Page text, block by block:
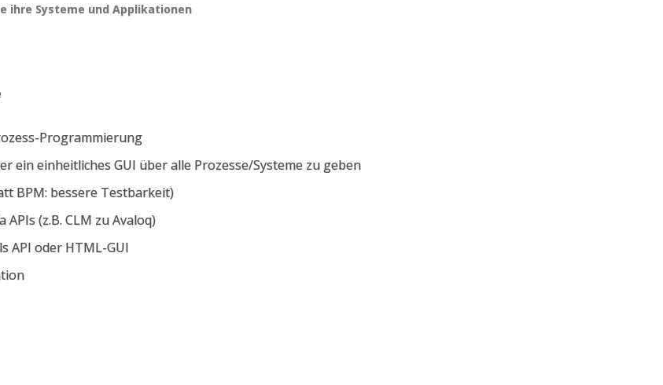
ihre Systeme und Applikationen
Programmierung
ein einheitliches GUI über alle Prozesse/Systeme zu geben
BPM: bessere Testbarkeit)
(z.B. CLM zu Avaloq)
API oder HTML-GUI